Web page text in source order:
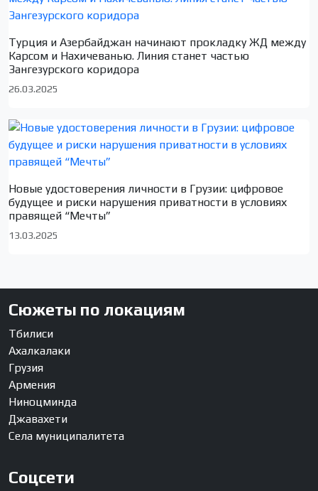
Турция и Азербайджан начинают прокладку ЖД между
Карсом и Нахичеванью. Линия станет частью
Зангезурского коридора
26.03.2025
Новые удостоверения личности в Грузии: цифровое
будущее и риски нарушения приватности в условиях
правящей “Мечты”
13.03.2025
Сюжеты по локациям
Тбилиси
Ахалкалаки
Грузия
Армения
Ниноцминда
Джавахети
Села муниципалитета
Соцсети